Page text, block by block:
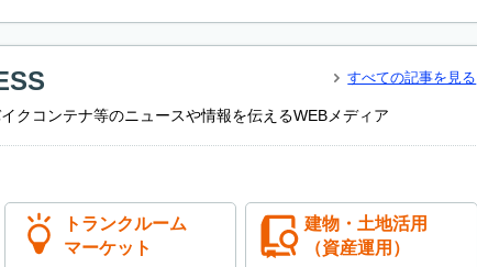
クコンテナ等のニュースや情報を伝えるWEBメディア
トランクルーム
マーケット
建物・土地活用
（資産運用）
すべての記事を見る